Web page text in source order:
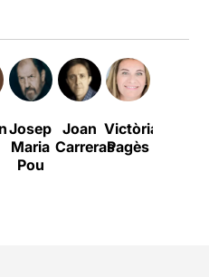
Josep
Maria
Pou
Joan
Carreras
Victòria
Pagès